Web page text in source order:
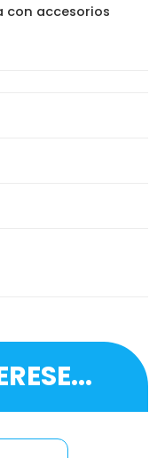
con accesorios